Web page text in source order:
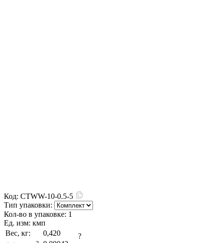
Код: CTWW-10-0.5-5
Тип упаковки:
Кол-во в упаковке: 1
Ед. изм: кмп
Вес, кг:
0,420
?